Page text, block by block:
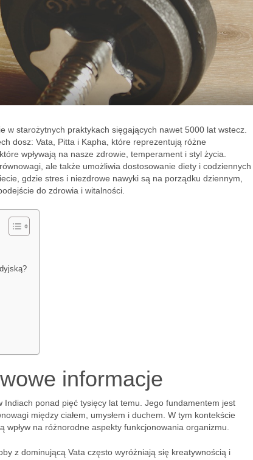
w starożytnych praktykach sięgających nawet 5000 lat wstecz.
dosz: Vata, Pitta i Kapha, które reprezentują różne
wpływają na nasze zdrowie, temperament i styl życia.
ale także umożliwia dostosowanie diety i codziennych
gdzie stres i niezdrowe nawyki są na porządku dziennym,
do zdrowia i witalności.
informacje
Indiach ponad pięć tysięcy lat temu. Jego fundamentem jest
między ciałem, umysłem i duchem. W tym kontekście
wpływ na różnorodne aspekty funkcjonowania organizmu.
z dominującą Vata często wyróżniają się kreatywnością i